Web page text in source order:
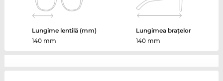
Lungime lentilă (mm)
140 mm
Lungimea brațelor
140 mm